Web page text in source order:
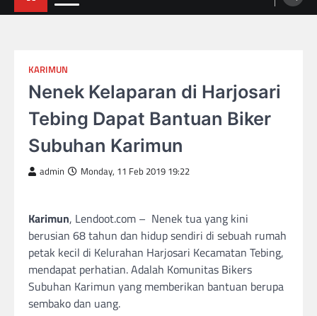
KARIMUN
Nenek Kelaparan di Harjosari
Tebing Dapat Bantuan Biker
Subuhan Karimun
admin Monday, 11 Feb 2019 19:22
Karimun, Lendoot.com – Nenek tua yang kini
berusian 68 tahun dan hidup sendiri di sebuah rumah
petak kecil di Kelurahan Harjosari Kecamatan Tebing,
mendapat perhatian. Adalah Komunitas Bikers
Subuhan Karimun yang memberikan bantuan berupa
sembako dan uang.